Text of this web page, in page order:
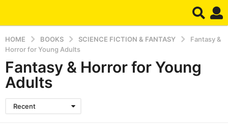
HOME BOOKS SCIENCE FICTION & FANTASY
Fantasy &
Horror for Young Adults
Fantasy & Horror for Young
Adults
Recent